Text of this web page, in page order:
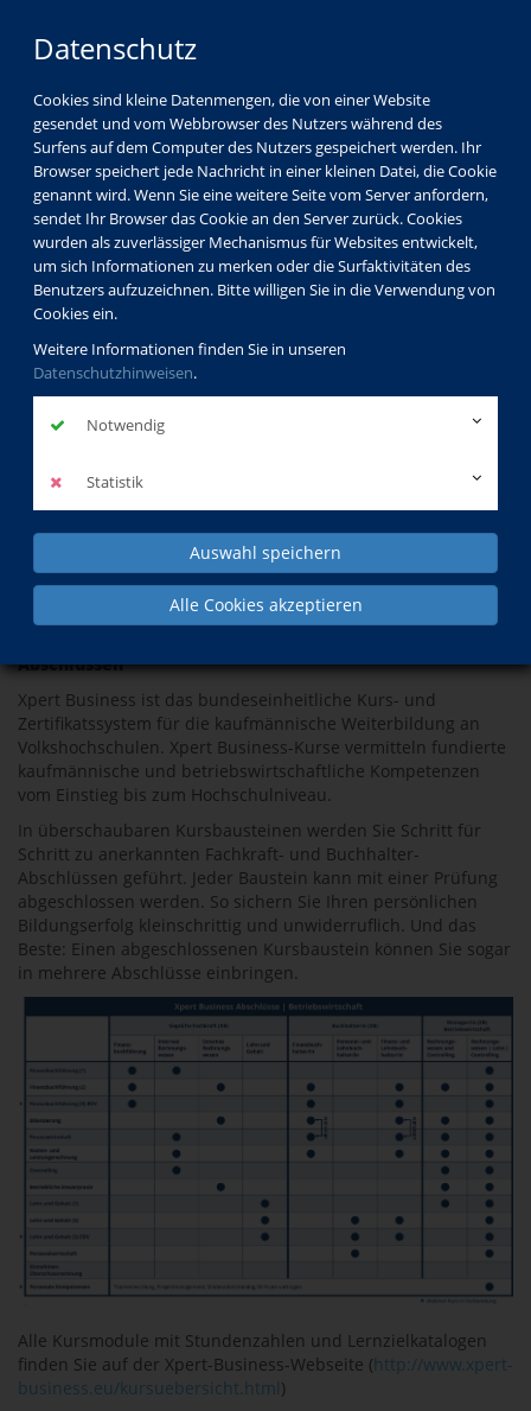
Datenschutz
Cookies sind kleine Datenmengen, die von einer Website
gesendet und vom Webbrowser des Nutzers während des
Surfens auf dem Computer des Nutzers gespeichert werden. Ihr
Browser speichert jede Nachricht in einer kleinen Datei, die Cookie
genannt wird. Wenn Sie eine weitere Seite vom Server anfordern,
sendet Ihr Browser das Cookie an den Server zurück. Cookies
wurden als zuverlässiger Mechanismus für Websites entwickelt,
um sich Informationen zu merken oder die Surfaktivitäten des
Benutzers aufzuzeichnen. Bitte willigen Sie in die Verwendung von
Cookies ein.
Weitere Informationen finden Sie in unseren
Datenschutzhinweisen.
Notwendig
Statistik
Auswahl speichern
Alle Cookies akzeptieren
Programm Beruf & EDV Xpert Business
Xpert Business
Abschlüssen
Xpert Business ist das bundeseinheitliche Kurs- und
Zertifikatssystem für die kaufmännische Weiterbildung an
Volkshochschulen. Xpert Business-Kurse vermitteln fundierte
kaufmännische und betriebswirtschaftliche Kompetenzen
vom Einstieg bis zum Hochschulniveau.
In überschaubaren Kursbausteinen werden Sie Schritt für
Schritt zu anerkannten Fachkraft- und Buchhalter-
Abschlüssen geführt. Jeder Baustein kann mit einer Prüfung
abgeschlossen werden. So sichern Sie Ihren persönlichen
Bildungserfolg kleinschrittig und unwiderruflich. Und das
Beste: Einen abgeschlossenen Kursbaustein können Sie sogar
in mehrere Abschlüsse einbringen.
Alle Kursmodule mit Stundenzahlen und Lernzielkatalogen
finden Sie auf der Xpert-Business-Webseite (http://www.xpert-
business.eu/kursuebersicht.html)